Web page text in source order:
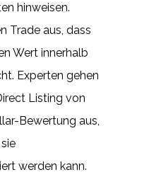
hinweisen.
Trade aus, dass
Wert innerhalb
Experten gehen
Listing von
Bewertung aus,
werden kann.